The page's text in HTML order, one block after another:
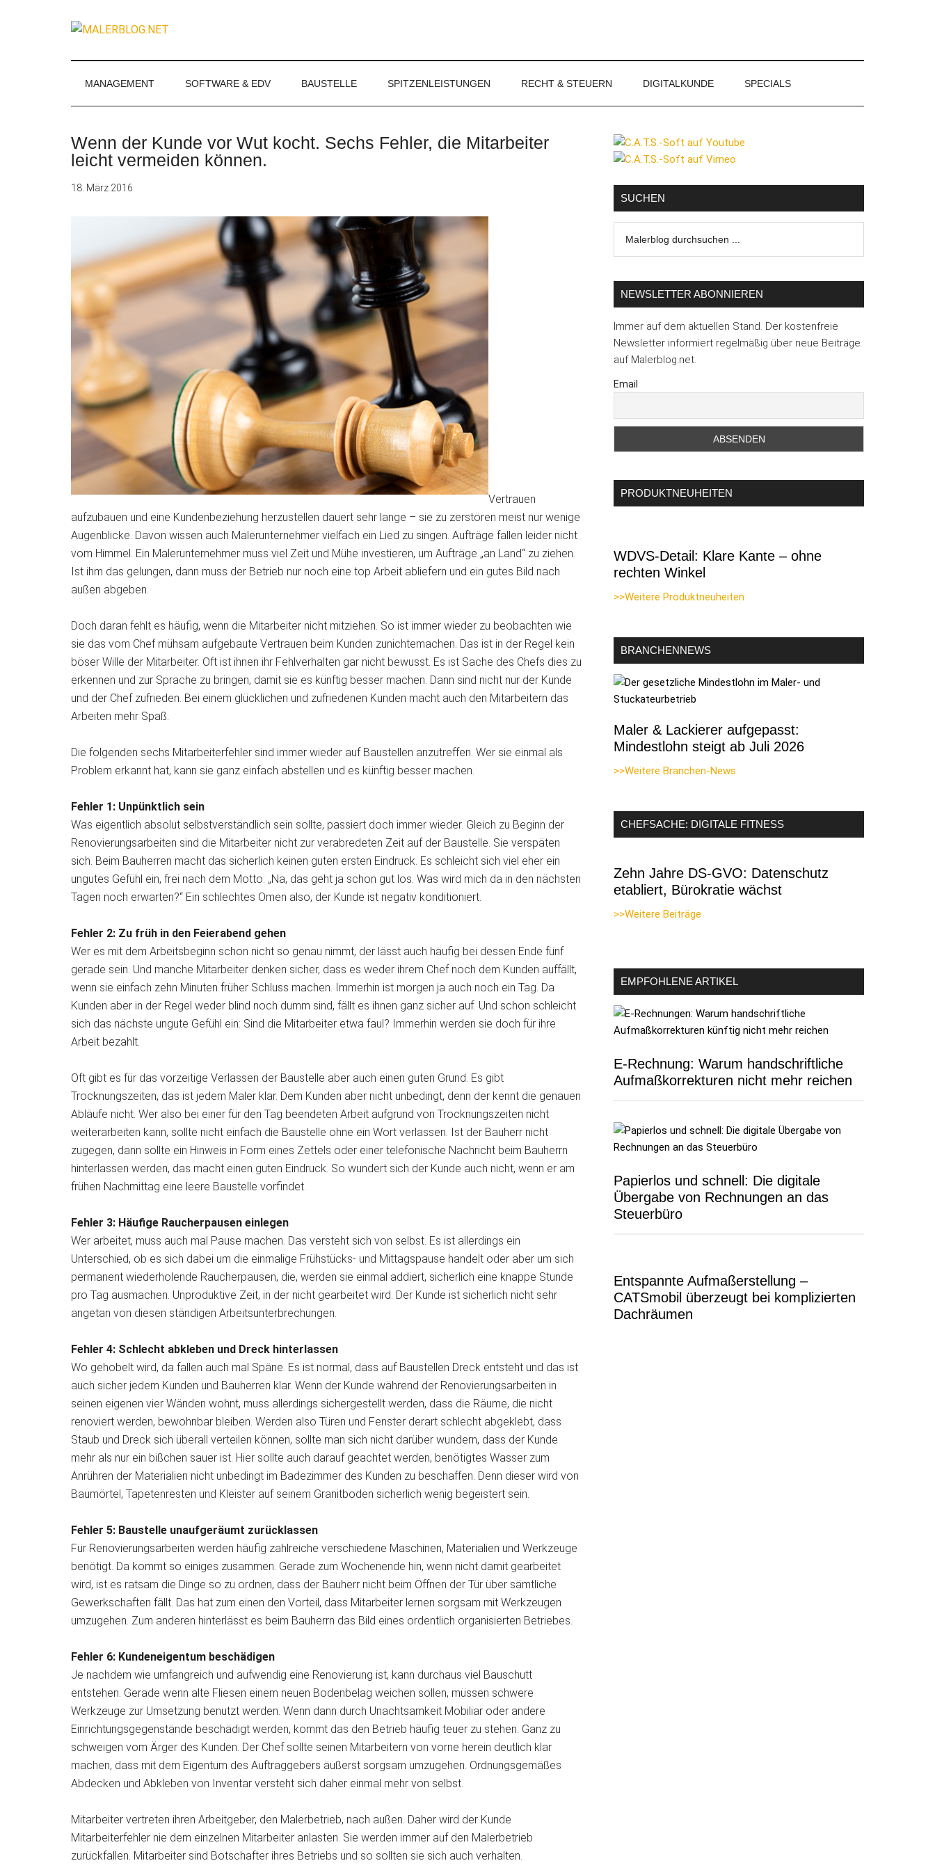
MALERBLOG.NET
Magazin
Stuckateure
MANAGEMENT SOFTWARE & EDV BAUSTELLE SPITZENLEISTUNGEN RECHT & STEUERN DIGITALKUNDE SPECIALS
Wenn der Kunde vor Wut kocht. Sechs Fehler, die Mitarbeiter
leicht vermeiden können.
18. März 2016
Vertrauen
aufzubauen und eine Kundenbeziehung herzustellen dauert sehr lange – sie zu zerstören meist nur wenige
Augenblicke. Davon wissen auch Malerunternehmer vielfach ein Lied zu singen. Aufträge fallen leider nicht
vom Himmel. Ein Malerunternehmer muss viel Zeit und Mühe investieren, um Aufträge „an Land“ zu ziehen.
Ist ihm das gelungen, dann muss der Betrieb nur noch eine top Arbeit abliefern und ein gutes Bild nach
außen abgeben.
Doch daran fehlt es häufig, wenn die Mitarbeiter nicht mitziehen. So ist immer wieder zu beobachten wie
sie das vom Chef mühsam aufgebaute Vertrauen beim Kunden zunichtemachen. Das ist in der Regel kein
böser Wille der Mitarbeiter. Oft ist ihnen ihr Fehlverhalten gar nicht bewusst. Es ist Sache des Chefs dies zu
erkennen und zur Sprache zu bringen, damit sie es künftig besser machen. Dann sind nicht nur der Kunde
und der Chef zufrieden. Bei einem glücklichen und zufriedenen Kunden macht auch den Mitarbeitern das
Arbeiten mehr Spaß.
Die folgenden sechs Mitarbeiterfehler sind immer wieder auf Baustellen anzutreffen. Wer sie einmal als
Problem erkannt hat, kann sie ganz einfach abstellen und es künftig besser machen.
Fehler 1: Unpünktlich sein
Was eigentlich absolut selbstverständlich sein sollte, passiert doch immer wieder. Gleich zu Beginn der
Renovierungsarbeiten sind die Mitarbeiter nicht zur verabredeten Zeit auf der Baustelle. Sie verspäten
sich. Beim Bauherren macht das sicherlich keinen guten ersten Eindruck. Es schleicht sich viel eher ein
ungutes Gefühl ein, frei nach dem Motto: „Na, das geht ja schon gut los. Was wird mich da in den nächsten
Tagen noch erwarten?“ Ein schlechtes Omen also, der Kunde ist negativ konditioniert.
Fehler 2: Zu früh in den Feierabend gehen
Wer es mit dem Arbeitsbeginn schon nicht so genau nimmt, der lässt auch häufig bei dessen Ende fünf
gerade sein. Und manche Mitarbeiter denken sicher, dass es weder ihrem Chef noch dem Kunden auffällt,
wenn sie einfach zehn Minuten früher Schluss machen. Immerhin ist morgen ja auch noch ein Tag. Da
Kunden aber in der Regel weder blind noch dumm sind, fällt es ihnen ganz sicher auf. Und schon schleicht
sich das nächste ungute Gefühl ein: Sind die Mitarbeiter etwa faul? Immerhin werden sie doch für ihre
Arbeit bezahlt.
Oft gibt es für das vorzeitige Verlassen der Baustelle aber auch einen guten Grund. Es gibt
Trocknungszeiten, das ist jedem Maler klar. Dem Kunden aber nicht unbedingt, denn der kennt die genauen
Abläufe nicht. Wer also bei einer für den Tag beendeten Arbeit aufgrund von Trocknungszeiten nicht
weiterarbeiten kann, sollte nicht einfach die Baustelle ohne ein Wort verlassen. Ist der Bauherr nicht
zugegen, dann sollte ein Hinweis in Form eines Zettels oder einer telefonische Nachricht beim Bauherrn
hinterlassen werden, das macht einen guten Eindruck. So wundert sich der Kunde auch nicht, wenn er am
frühen Nachmittag eine leere Baustelle vorfindet.
Fehler 3: Häufige Raucherpausen einlegen
Wer arbeitet, muss auch mal Pause machen. Das versteht sich von selbst. Es ist allerdings ein
Unterschied, ob es sich dabei um die einmalige Frühstücks- und Mittagspause handelt oder aber um sich
permanent wiederholende Raucherpausen, die, werden sie einmal addiert, sicherlich eine knappe Stunde
pro Tag ausmachen. Unproduktive Zeit, in der nicht gearbeitet wird. Der Kunde ist sicherlich nicht sehr
angetan von diesen ständigen Arbeitsunterbrechungen.
Fehler 4: Schlecht abkleben und Dreck hinterlassen
Wo gehobelt wird, da fallen auch mal Späne. Es ist normal, dass auf Baustellen Dreck entsteht und das ist
auch sicher jedem Kunden und Bauherren klar. Wenn der Kunde während der Renovierungsarbeiten in
seinen eigenen vier Wänden wohnt, muss allerdings sichergestellt werden, dass die Räume, die nicht
renoviert werden, bewohnbar bleiben. Werden also Türen und Fenster derart schlecht abgeklebt, dass
Staub und Dreck sich überall verteilen können, sollte man sich nicht darüber wundern, dass der Kunde
mehr als nur ein bißchen sauer ist. Hier sollte auch darauf geachtet werden, benötigtes Wasser zum
Anrühren der Materialien nicht unbedingt im Badezimmer des Kunden zu beschaffen. Denn dieser wird von
Baumörtel, Tapetenresten und Kleister auf seinem Granitboden sicherlich wenig begeistert sein.
Fehler 5: Baustelle unaufgeräumt zurücklassen
Für Renovierungsarbeiten werden häufig zahlreiche verschiedene Maschinen, Materialien und Werkzeuge
benötigt. Da kommt so einiges zusammen. Gerade zum Wochenende hin, wenn nicht damit gearbeitet
wird, ist es ratsam die Dinge so zu ordnen, dass der Bauherr nicht beim Öffnen der Tür über sämtliche
Gewerkschaften fällt. Das hat zum einen den Vorteil, dass Mitarbeiter lernen sorgsam mit Werkzeugen
umzugehen. Zum anderen hinterlässt es beim Bauherrn das Bild eines ordentlich organisierten Betriebes.
Fehler 6: Kundeneigentum beschädigen
Je nachdem wie umfangreich und aufwendig eine Renovierung ist, kann durchaus viel Bauschutt
entstehen. Gerade wenn alte Fliesen einem neuen Bodenbelag weichen sollen, müssen schwere
Werkzeuge zur Umsetzung benutzt werden. Wenn dann durch Unachtsamkeit Mobiliar oder andere
Einrichtungsgegenstände beschädigt werden, kommt das den Betrieb häufig teuer zu stehen. Ganz zu
schweigen vom Ärger des Kunden. Der Chef sollte seinen Mitarbeitern von vorne herein deutlich klar
machen, dass mit dem Eigentum des Auftraggebers äußerst sorgsam umzugehen. Ordnungsgemäßes
Abdecken und Abkleben von Inventar versteht sich daher einmal mehr von selbst.
Mitarbeiter vertreten ihren Arbeitgeber, den Malerbetrieb, nach außen. Daher wird der Kunde
Mitarbeiterfehler nie dem einzelnen Mitarbeiter anlasten. Sie werden immer auf den Malerbetrieb
zurückfallen. Mitarbeiter sind Botschafter ihres Betriebs und so sollten sie sich auch verhalten.
Seitenspalte
SUCHEN
durchsuchen
NEWSLETTER ABONNIEREN
Immer auf dem aktuellen Stand. Der kostenfreie
Newsletter informiert regelmäßig über neue Beiträge
auf Malerblog.net.
Email
PRODUKTNEUHEITEN
WDVS-Detail: Klare Kante – ohne
rechten Winkel
>>Weitere Produktneuheiten
BRANCHENNEWS
Maler & Lackierer aufgepasst:
Mindestlohn steigt ab Juli 2026
>>Weitere Branchen-News
CHEFSACHE: DIGITALE FITNESS
Zehn Jahre DS-GVO: Datenschutz
etabliert, Bürokratie wächst
>>Weitere Beiträge
EMPFOHLENE ARTIKEL
E-Rechnung: Warum handschriftliche
Aufmaßkorrekturen nicht mehr reichen
Papierlos und schnell: Die digitale
Übergabe von Rechnungen an das
Steuerbüro
Entspannte Aufmaßerstellung –
CATSmobil überzeugt bei komplizierten
Dachräumen